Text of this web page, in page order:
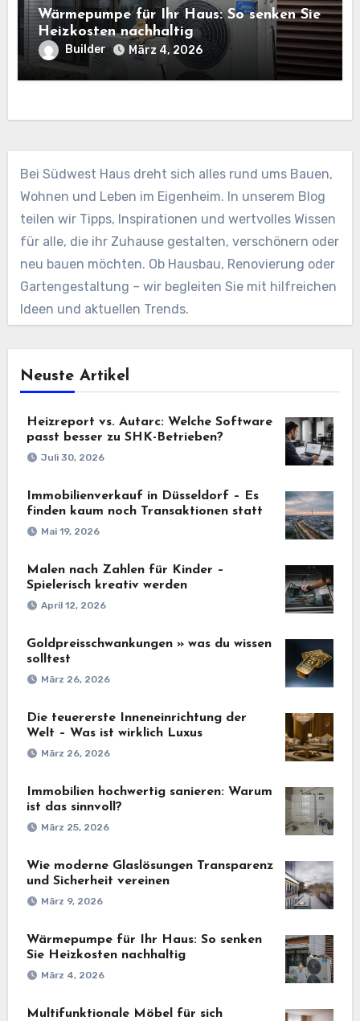
Wärmepumpe für Ihr Haus: So senken Sie
Heizkosten nachhaltig
Builder März 4, 2026
Bei Südwest Haus dreht sich alles rund ums Bauen,
Wohnen und Leben im Eigenheim. In unserem Blog
teilen wir Tipps, Inspirationen und wertvolles Wissen
für alle, die ihr Zuhause gestalten, verschönern oder
neu bauen möchten. Ob Hausbau, Renovierung oder
Gartengestaltung – wir begleiten Sie mit hilfreichen
Ideen und aktuellen Trends.
Neuste Artikel
Heizreport vs. Autarc: Welche Software
passt besser zu SHK-Betrieben?
Juli 30, 2026
Immobilienverkauf in Düsseldorf – Es
finden kaum noch Transaktionen statt
Mai 19, 2026
Malen nach Zahlen für Kinder –
Spielerisch kreativ werden
April 12, 2026
Goldpreisschwankungen » was du wissen
solltest
März 26, 2026
Die teuererste Inneneinrichtung der
Welt – Was ist wirklich Luxus
März 26, 2026
Immobilien hochwertig sanieren: Warum
ist das sinnvoll?
März 25, 2026
Wie moderne Glaslösungen Transparenz
und Sicherheit vereinen
März 9, 2026
Wärmepumpe für Ihr Haus: So senken
Sie Heizkosten nachhaltig
März 4, 2026
Multifunktionale Möbel für sich